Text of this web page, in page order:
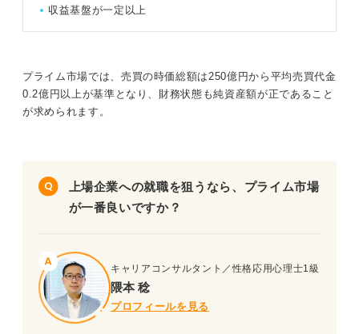
収益基盤が一定以上
プライム市場では、売買の時価総額は250億円から平均売買代金
0.2億円以上が基準となり、財務状態も純資産額が正であること
が求められます。
上場企業への就職を狙うなら、プライム市場
が一番良いですか？
キャリアコンサルタント／性格応用心理士1級
隈本 稔
プロフィールを見る